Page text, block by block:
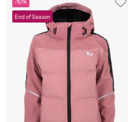
-10%
End of Season